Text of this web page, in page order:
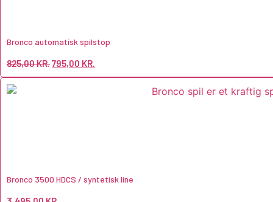
Bronco automatisk spilstop
825,00KR.795,00 KR.
Bronco 3500 HDCS / syntetisk line